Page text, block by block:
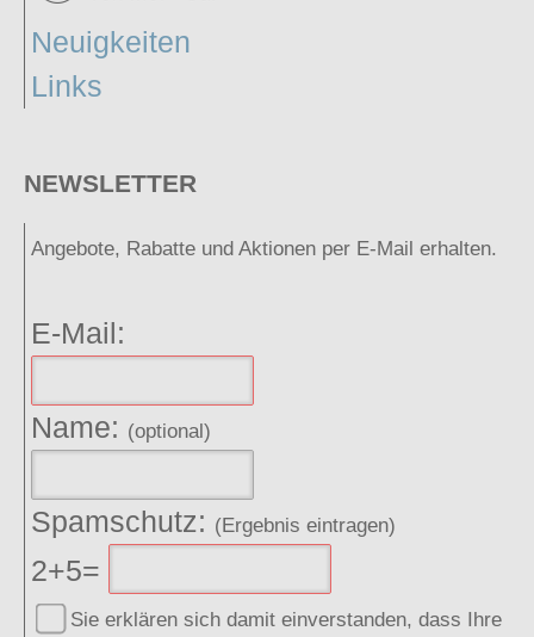
Neuigkeiten
Links
NEWSLETTER
Angebote, Rabatte und Aktionen per E-Mail erhalten.
E-Mail:
Name: (optional)
Spamschutz: (Ergebnis eintragen)
2+5=
Sie erklären sich damit einverstanden, dass Ihre